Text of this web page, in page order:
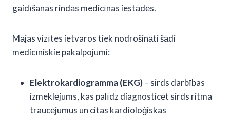
gaidīšanas rindās medicīnas iestādēs.
Mājas vizītes ietvaros tiek nodrošināti šādi
medicīniskie pakalpojumi:
Elektrokardiogramma (EKG)– sirds darbības
izmeklējums, kas palīdz diagnosticēt sirds ritma
traucējumus un citas kardioloģiskas